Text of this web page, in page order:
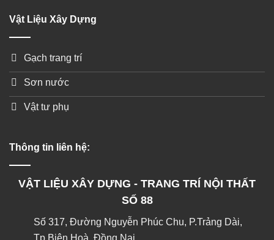
Vật Liệu Xây Dựng
Gạch trang trí
Sơn nước
Vật tư phụ
Thông tin liên hệ:
VẬT LIỆU XÂY DỰNG - TRANG TRÍ NỘI THẤT
SỐ 88
Số 317, Đường Nguyễn Phúc Chu, P.Trảng Dài,
Tp.Biên Hoà, Đồng Nai